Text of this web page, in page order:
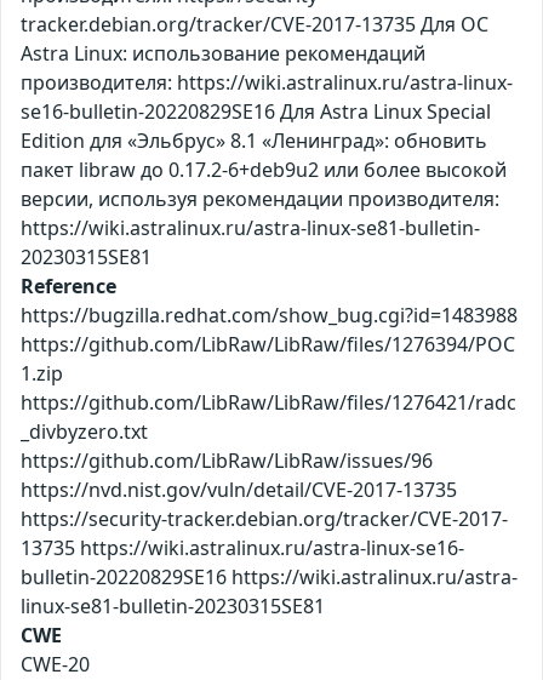
tracker.debian.org/tracker/CVE-2017-13735 Для ОС
Astra Linux: использование рекомендаций
производителя: https://wiki.astralinux.ru/astra-linux-
se16-bulletin-20220829SE16 Для Astra Linux Special
Edition для «Эльбрус» 8.1 «Ленинград»: обновить
пакет libraw до 0.17.2-6+deb9u2 или более высокой
версии, используя рекомендации производителя:
https://wiki.astralinux.ru/astra-linux-se81-bulletin-
20230315SE81
Reference
https://bugzilla.redhat.com/show_bug.cgi?id=1483988
https://github.com/LibRaw/LibRaw/files/1276394/POC
1.zip
https://github.com/LibRaw/LibRaw/files/1276421/radc
_divbyzero.txt
https://github.com/LibRaw/LibRaw/issues/96
https://nvd.nist.gov/vuln/detail/CVE-2017-13735
https://security-tracker.debian.org/tracker/CVE-2017-
13735 https://wiki.astralinux.ru/astra-linux-se16-
bulletin-20220829SE16 https://wiki.astralinux.ru/astra-
linux-se81-bulletin-20230315SE81
CWE
CWE-20